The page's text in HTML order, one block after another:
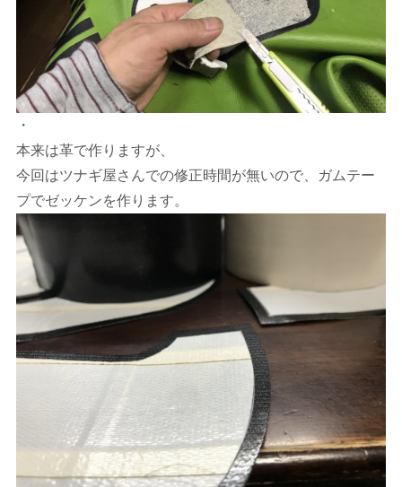
・
本来は革で作りますが、
今回はツナギ屋さんでの修正時間が無いので、ガムテー
プでゼッケンを作ります。